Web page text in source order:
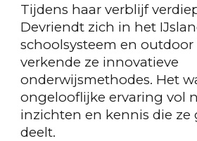
Tijdens haar verblijf
Devriendt zich in het
schoolsysteem en
verkende ze innovatieve
onderwijsmethodes. Het
ongelooflijke ervaring vol
inzichten en kennis die ze
deelt.